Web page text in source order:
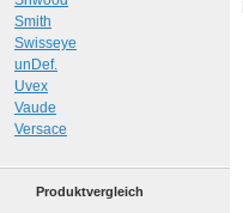
Smith
Swisseye
unDef.
Uvex
Vaude
Versace
Produktvergleich